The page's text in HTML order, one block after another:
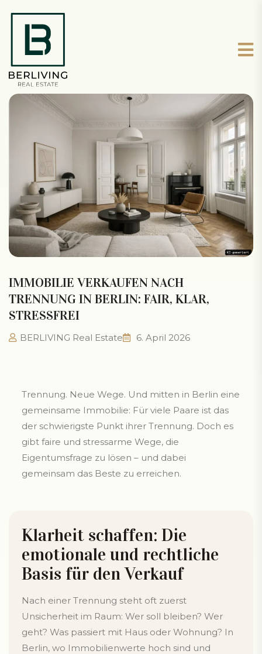
IMMOBILIE VERKAUFEN NACH
TRENNUNG IN BERLIN: FAIR, KLAR,
STRESSFREI
BERLIVING Real Estate 6. April 2026
Trennung. Neue Wege. Und mitten in Berlin eine
gemeinsame Immobilie: Für viele Paare ist das
der schwierigste Punkt ihrer Trennung. Doch es
gibt faire und stressarme Wege, die
Eigentumsfrage zu lösen – und dabei
gemeinsam das Beste zu erreichen.
Klarheit schaffen: Die
emotionale und rechtliche
Basis für den Verkauf
Nach einer Trennung steht oft zuerst
Unsicherheit im Raum: Wer soll bleiben? Wer
geht? Was passiert mit Haus oder Wohnung? In
Berlin, wo Immobilienwerte hoch sind und